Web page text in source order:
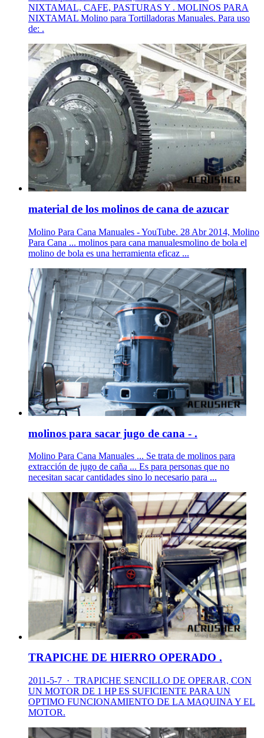
NIXTAMAL, CAFE, PASTURAS Y . MOLINOS PARA
NIXTAMAL Molino para Tortilladoras Manuales. Para uso
de: .
material de los molinos de cana de azucar
Molino Para Cana Manuales - YouTube. 28 Abr 2014, Molino
Para Cana ... molinos para cana manualesmolino de bola el
molino de bola es una herramienta eficaz ...
molinos para sacar jugo de cana - .
Molino Para Cana Manuales ... Se trata de molinos para
extracción de jugo de caña ... Es para personas que no
necesitan sacar cantidades sino lo necesario para ...
TRAPICHE DE HIERRO OPERADO .
2011-5-7 · TRAPICHE SENCILLO DE OPERAR, CON
UN MOTOR DE 1 HP ES SUFICIENTE PARA UN
OPTIMO FUNCIONAMIENTO DE LA MAQUINA Y EL
MOTOR.